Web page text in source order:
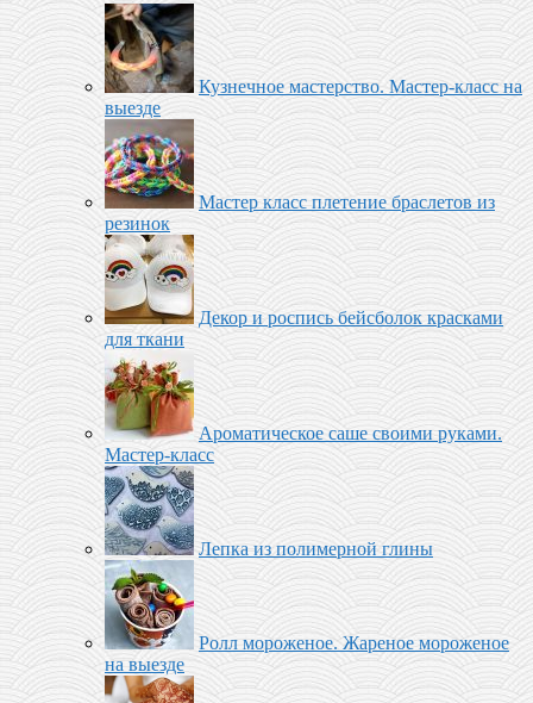
Кузнечное мастерство. Мастер-класс на
выезде
Мастер класс плетение браслетов из
резинок
Декор и роспись бейсболок красками
для ткани
Ароматическое саше своими руками.
Мастер-класс
Лепка из полимерной глины
Ролл мороженое‬. Жареное мороженое
на выезде